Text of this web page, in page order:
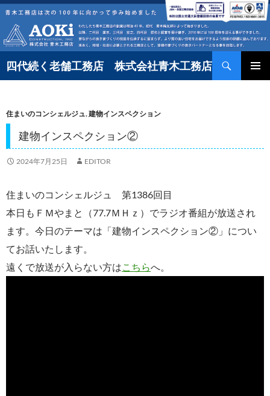
コ
テ
ン
ツ
ス
ッ
四代続く老舗工務店 株式会社青木工務店
検
索
住まいのコンシェルジュ,建物インスペクション
建物インスペクション②
2024年7月25日 EDITOR
住まいのコンシェルジュ 第1386回目
本日もＦＭやまと（77.7ＭＨｚ）でラジオ番組が放送され
ます。今日のテーマは「建物インスペクション②」につい
てお話いたします。
遠くで放送が入らない方はこちらへ。